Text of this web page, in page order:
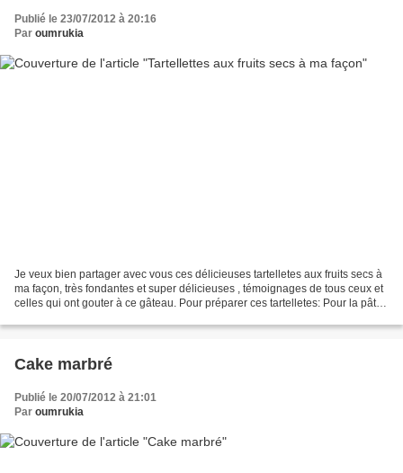
Publié le 23/07/2012 à 20:16
Par oumrukia
Je veux bien partager avec vous ces délicieuses tartelletes aux fruits secs à
ma façon, très fondantes et super délicieuses , témoignages de tous ceux et
celles qui ont gouter à ce gâteau. Pour préparer ces tartelletes: Pour la pâte
Cake marbré
Publié le 20/07/2012 à 21:01
Par oumrukia